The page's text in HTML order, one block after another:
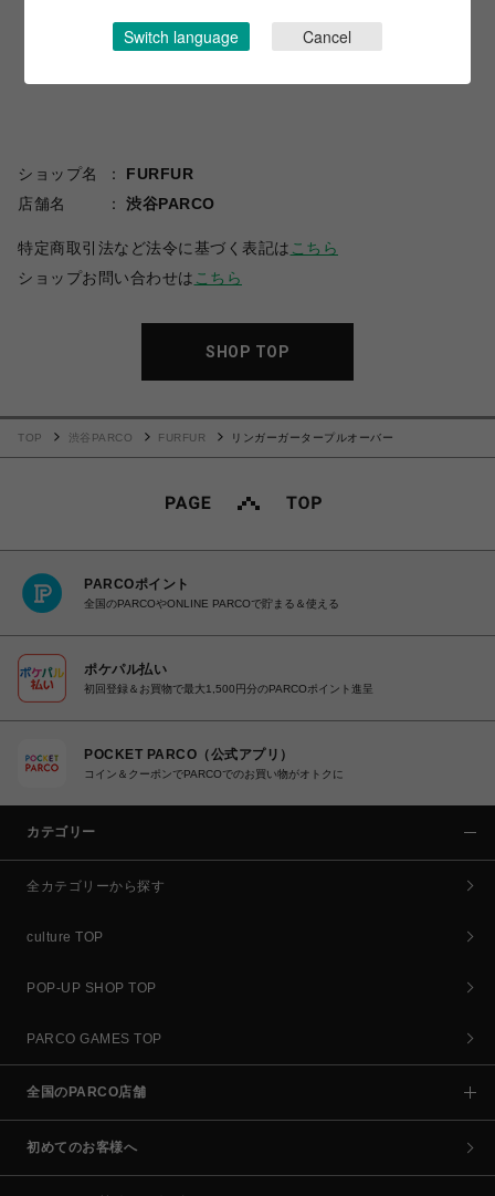
ショップ名
FURFUR
店舗名
渋谷PARCO
特定商取引法など法令に基づく表記は こちら
ショップお問い合わせは こちら
SHOP TOP
TOP 渋谷PARCO FURFUR リンガーガータープルオーバー
PARCOポイント
全国のPARCOやONLINE PARCOで貯まる＆使える
ポケパル払い
初回登録＆お買物で最大1,500円分のPARCOポイント進呈
POCKET PARCO（公式アプリ）
コイン＆クーポンでPARCOでのお買い物がオトクに
カテゴリー
全カテゴリーから探す
culture TOP
POP-UP SHOP TOP
PARCO GAMES TOP
全国のPARCO店舗
初めてのお客様へ
Switch language Cancel